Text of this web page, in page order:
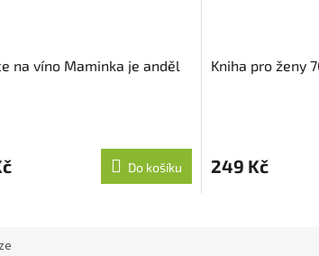
na víno Maminka je anděl
Do košíku
Kniha pro ženy
249 Kč